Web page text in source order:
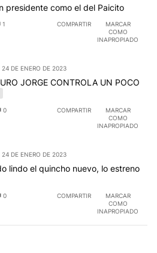
presidente como el del Paicito
1 COMPARTIR
MARCAR
COMO
INAPROPIADO
24 DE ENERO DE 2023
JORGE CONTROLA UN POCO
0 COMPARTIR
MARCAR
COMO
INAPROPIADO
24 DE ENERO DE 2023
lindo el quincho nuevo, lo estreno
0 COMPARTIR
MARCAR
COMO
INAPROPIADO